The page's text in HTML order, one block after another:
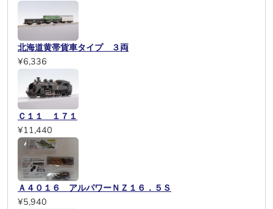
北海道黄帯貨車タイプ ３両
¥6,336
Ｃ１１ １７１
¥11,440
Ａ４０１６ アルパワーＮＺ１６．５Ｓ
¥5,940